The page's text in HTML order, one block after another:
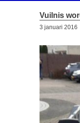
Vuilnis
3 januari 2016